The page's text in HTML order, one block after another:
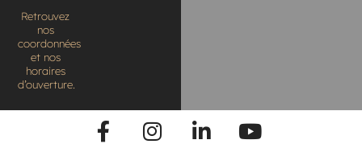
Retrouvez
nos
coordonnées
et nos
horaires
d’ouverture.